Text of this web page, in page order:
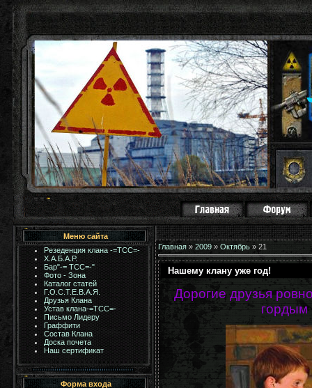
Меню сайта
Резеденция клана -=ТСС=-
Х.А.Б.А.Р.
Бар"-= TCC=-"
Фото - Зона
Каталог статей
Г.О.С.Т.Е.В.А.Я.
Друзья Клана
Устав клана-=ТСС=-
Письмо Лидеру
Граффити
Состав Клана
Доска почета
Наш сертификат
Форма входа
Главная » 2009 » Октябрь » 21
Нашему клану уже год!
Дорогие друзья
гордым